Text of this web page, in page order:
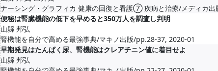
ナーシング・グラフィカ 健康の回復と看護⑦ 疾病と治療/メディカ
便秘は腎臓機能の低下を早めると350万人を調査し判明
山縣 邦弘
腎機能を自分で高める最強事典/マキノ出版/pp.28-37, 2020-01
早期発見はたんぱく尿、腎機能はクレアチニン値に着目せよ
山縣 邦弘